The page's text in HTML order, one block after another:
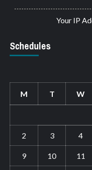
Your IP
Schedules
M T W
2 3 4
9 10 11